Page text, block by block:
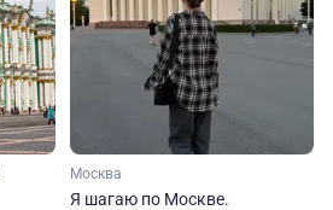
Москва
Я шагаю по Москве.